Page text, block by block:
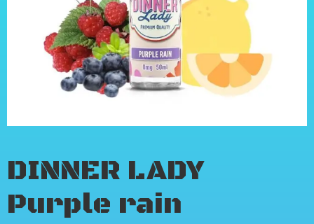
DINNER LADY
Purple rain